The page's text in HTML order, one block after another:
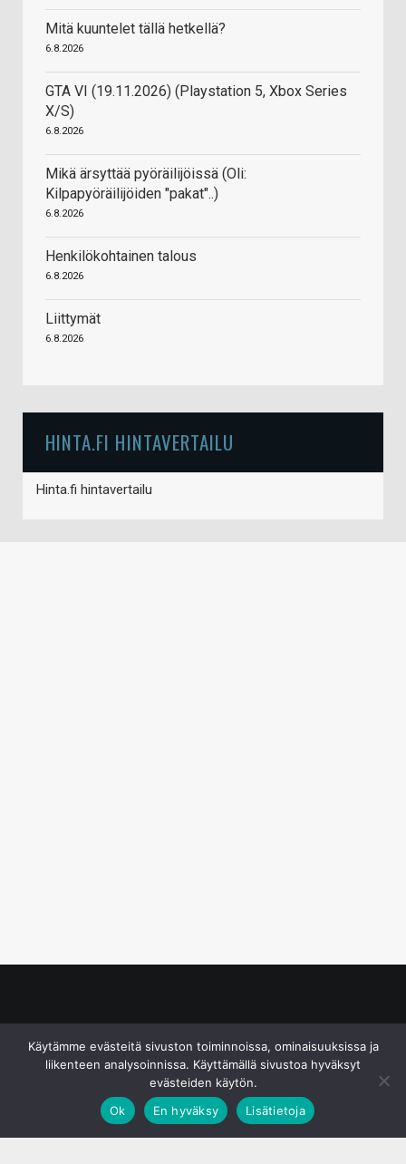
Mitä kuuntelet tällä hetkellä?
6.8.2026
GTA VI (19.11.2026) (Playstation 5, Xbox Series
X/S)
6.8.2026
Mikä ärsyttää pyöräilijöissä (Oli:
Kilpapyöräilijöiden "pakat"..)
6.8.2026
Henkilökohtainen talous
6.8.2026
Liittymät
6.8.2026
HINTA.FI HINTAVERTAILU
Hinta.fi hintavertailu
Käytämme evästeitä sivuston toiminnoissa, ominaisuuksissa ja
liikenteen analysoinnissa. Käyttämällä sivustoa hyväksyt
evästeiden käytön.
Ok
En hyväksy Lisätietoja